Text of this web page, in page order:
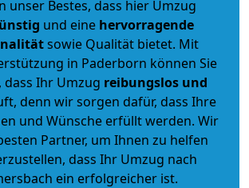
unser Bestes, dass hier Umzug
und eine hervorragende
sowie Qualität bietet. Mit
in Paderborn können Sie
dass Ihr Umzug reibungslos und
denn wir sorgen dafür, dass Ihre
und Wünsche erfüllt werden. Wir
Partner, um Ihnen zu helfen
dass Ihr Umzug nach
ein erfolgreicher ist.